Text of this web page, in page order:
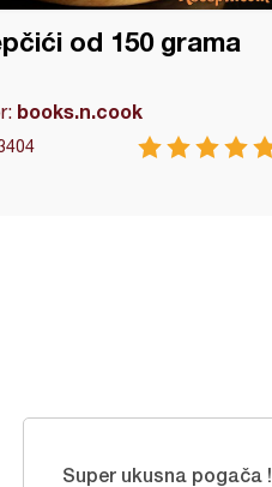
od 150 grama
books.n.cook
Super ukusna pogača !